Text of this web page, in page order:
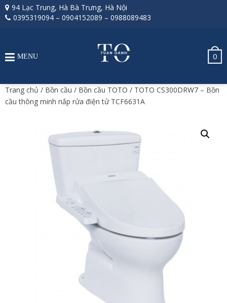
94 Lạc Trung, Hà Bà Trưng, Hà Nội
0395319094 – 0904152089 – 0988089483
0
MENU
Trang chủ / Bồn cầu / Bồn cầu TOTO / TOTO CS300DRW7 – Bồn
cầu thông minh nắp rửa điện tử TCF6631A